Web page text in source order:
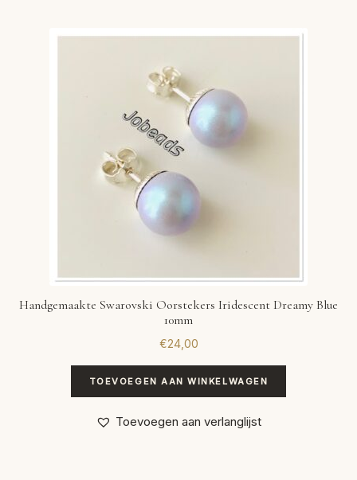
Handgemaakte Swarovski Oorstekers Iridescent Dreamy Blue
10mm
€24,00
TOEVOEGEN AAN WINKELWAGEN
Toevoegen aan verlanglijst